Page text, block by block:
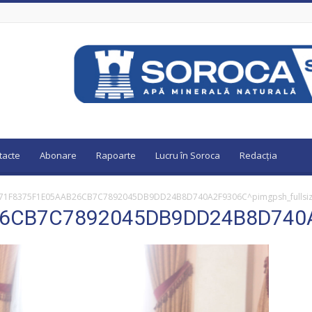
Abonare Rapoarte Lucru în Soroca Redacția